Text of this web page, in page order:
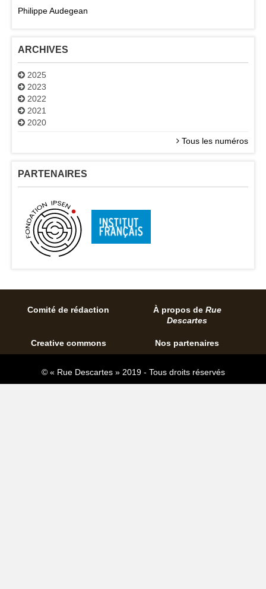
Philippe Audegean
ARCHIVES
2025
2023
2022
2021
2020
Tous les numéros
PARTENAIRES
Comité de rédaction À propos de Rue
Descartes
Creative commons Nos partenaires
© « Rue Descartes » 2019 - Tous droits réservés